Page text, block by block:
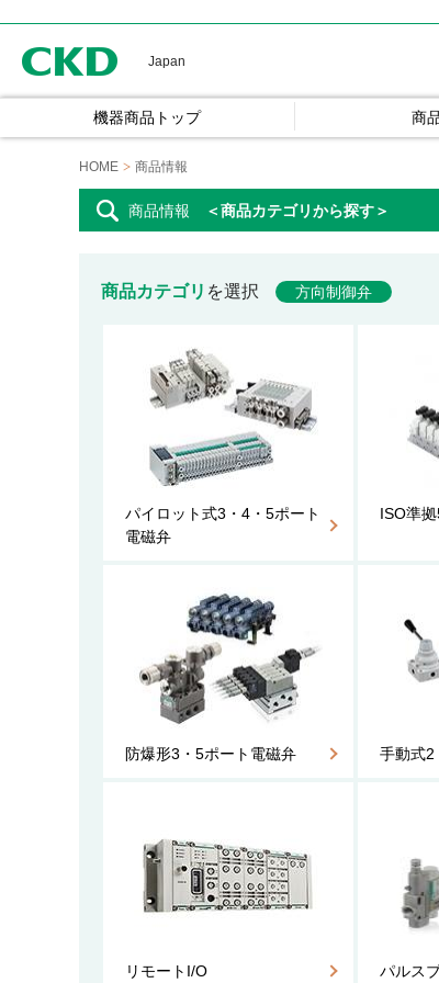
Japan
機器商品トップ 商
HOME 商品情報
商品情報 ＜商品カテゴリから探す＞
商品カテゴリ を選択 方向制御弁
パイロット式3・4・5ポート
電磁弁
ISO準
防爆形3・5ポート電磁弁 手動式
リモートI/O パルス